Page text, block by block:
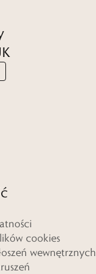
cookies
wewnętrznych